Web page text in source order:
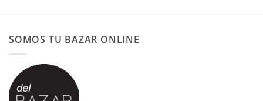
SOMOS TU BAZAR ONLINE